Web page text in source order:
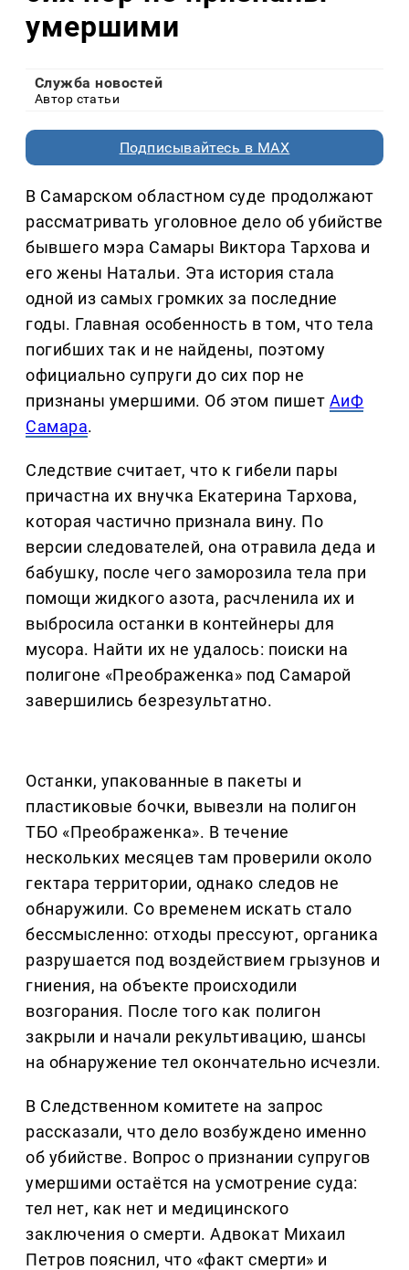
умершими
Служба новостей
Автор статьи
Подписывайтесь в MAX
В Самарском областном суде продолжают
рассматривать уголовное дело об убийстве
бывшего мэра Самары Виктора Тархова и
его жены Натальи. Эта история стала
одной из самых громких за последние
годы. Главная особенность в том, что тела
погибших так и не найдены, поэтому
официально супруги до сих пор не
признаны умершими. Об этом пишет АиФ
Самара.
Следствие считает, что к гибели пары
причастна их внучка Екатерина Тархова,
которая частично признала вину. По
версии следователей, она отравила деда и
бабушку, после чего заморозила тела при
помощи жидкого азота, расчленила их и
выбросила останки в контейнеры для
мусора. Найти их не удалось: поиски на
полигоне «Преображенка» под Самарой
завершились безрезультатно.
Останки, упакованные в пакеты и
пластиковые бочки, вывезли на полигон
ТБО «Преображенка». В течение
нескольких месяцев там проверили около
гектара территории, однако следов не
обнаружили. Со временем искать стало
бессмысленно: отходы прессуют, органика
разрушается под воздействием грызунов и
гниения, на объекте происходили
возгорания. После того как полигон
закрыли и начали рекультивацию, шансы
на обнаружение тел окончательно исчезли.
В Следственном комитете на запрос
рассказали, что дело возбуждено именно
об убийстве. Вопрос о признании супругов
умершими остаётся на усмотрение суда:
тел нет, как нет и медицинского
заключения о смерти. Адвокат Михаил
Петров пояснил, что «факт смерти» и